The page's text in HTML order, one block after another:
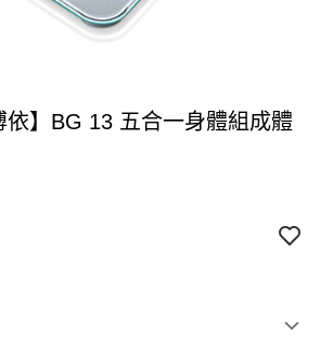
依】BG 13 五合一身體組成體